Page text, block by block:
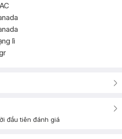
lì
đầu tiên đánh giá